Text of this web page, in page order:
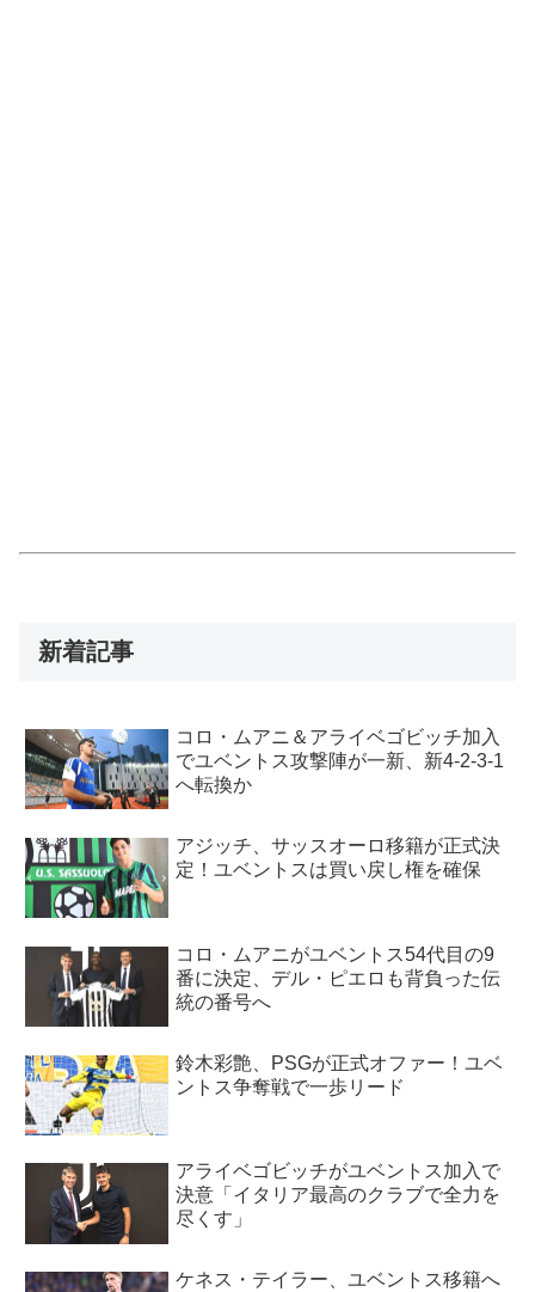
新着記事
コロ・ムアニ＆アライベゴビッチ加入
でユベントス攻撃陣が一新、新4-2-3-1
へ転換か
アジッチ、サッスオーロ移籍が正式決
定！ユベントスは買い戻し権を確保
コロ・ムアニがユベントス54代目の9
番に決定、デル・ピエロも背負った伝
統の番号へ
鈴木彩艶、PSGが正式オファー！ユベ
ントス争奪戦で一歩リード
アライベゴビッチがユベントス加入で
決意「イタリア最高のクラブで全力を
尽くす」
ケネス・テイラー、ユベントス移籍へ